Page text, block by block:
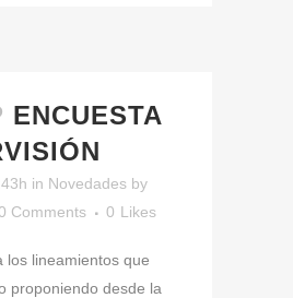
ENCUESTA
in Novedades by
Comments 0 Likes
los lineamientos que
proponiendo desde la